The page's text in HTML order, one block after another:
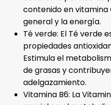
contenido en vitamina
general y la energía.
Té verde: El Té verde
propiedades
Estimula el
de grasas y
adelgazamiento.
Vitamina B6: La